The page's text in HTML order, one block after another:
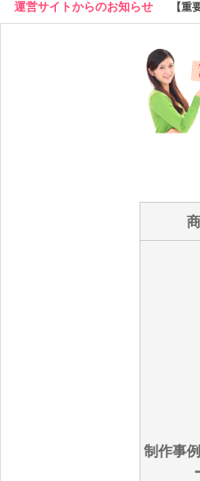
運営サイトからのお知らせ 【重
制作事